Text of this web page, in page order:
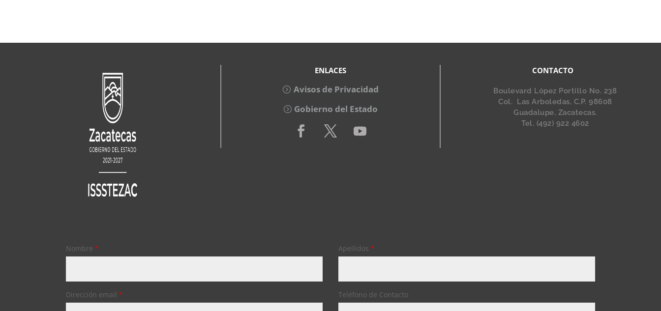
ENLACES
Avisos de Privacidad
Gobierno del Estado
CONTACTO
Boulevard López Portillo No. 238
Col. Las Arboledas, C.P. 98608
Guadalupe, Zacatecas.
Tel. (492) 922 4602
Nombre*
Dirección email*
Apellidos*
Teléfono de Contacto